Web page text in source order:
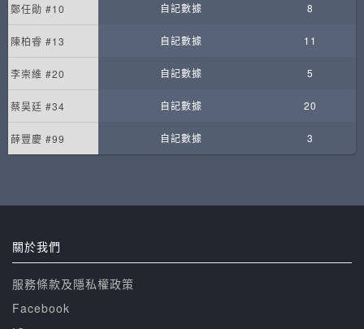
鄭任勛 #10 自記數據 8
陳柏睿 #13 自記數據 11
李崇維 #20 自記數據 5
蔡昊廷 #34 自記數據 20
薛豐慶 #99 自記數據 3
關於我們
服務條款及隱私權政策
Facebook